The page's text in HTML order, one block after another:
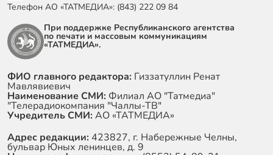
ФИО главного редактора: Гиззатуллин Ренат
Мавлявиевич
Наименование СМИ: Филиал АО "Татмедиа"
"Телерадиокомпания "Чаллы-ТВ"
Учредитель СМИ:АО «ТАТМЕДИА»
Адрес редакции: 423827, г. Набережные Челны,
бульвар Юных ленинцев, д. 9
Телефон АО «ТАТМЕДИА»: (843) 222 09 84
При поддержке Республиканского агентства
по печати и массовым коммуникациям
«ТАТМЕДИА».